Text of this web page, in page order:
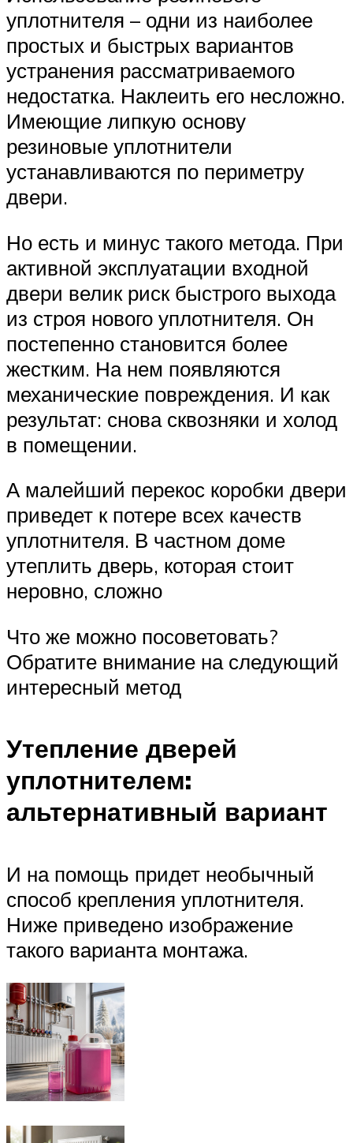
уплотнителя – одни из наиболее
простых и быстрых вариантов
устранения рассматриваемого
недостатка. Наклеить его несложно.
Имеющие липкую основу
резиновые уплотнители
устанавливаются по периметру
двери.
Но есть и минус такого метода. При
активной эксплуатации входной
двери велик риск быстрого выхода
из строя нового уплотнителя. Он
постепенно становится более
жестким. На нем появляются
механические повреждения. И как
результат: снова сквозняки и холод
в помещении.
А малейший перекос коробки двери
приведет к потере всех качеств
уплотнителя. В частном доме
утеплить дверь, которая стоит
неровно, сложно
Что же можно посоветовать?
Обратите внимание на следующий
интересный метод
Утепление дверей
уплотнителем:
альтернативный вариант
И на помощь придет необычный
способ крепления уплотнителя.
Ниже приведено изображение
такого варианта монтажа.